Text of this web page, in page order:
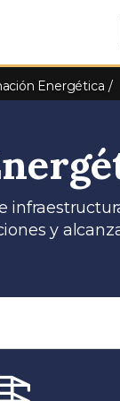
Energética
y